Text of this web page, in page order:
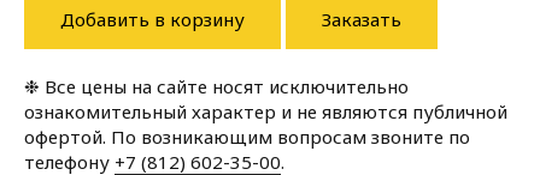
Добавить в корзину Заказать
❉ Все цены на сайте носят исключительно
ознакомительный характер и не являются публичной
офертой. По возникающим вопросам звоните по
телефону +7 (812) 602-35-00.